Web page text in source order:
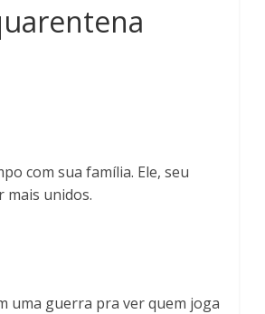
com sua família. Ele, seu
mais unidos.
uma guerra pra ver quem joga